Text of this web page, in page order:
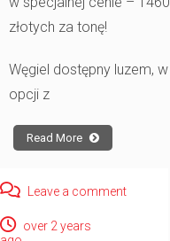
złotych za tonę!
Węgiel dostępny luzem, w
opcji z
Read More
Leave a comment
over 2 years